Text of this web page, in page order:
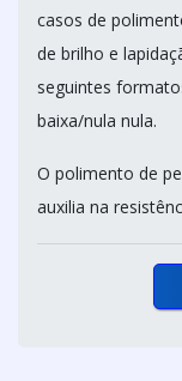
casos de
de brilho e
seguintes
baixa/nula nula.
O polimento de
auxilia na